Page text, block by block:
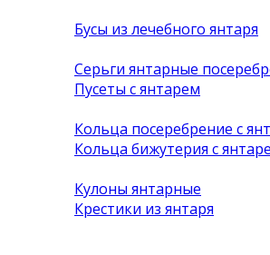
Бусы из лечебного янтаря
Серьги янтарные
Пусеты с янтарем
Кольца посеребрение с
Кольца бижутерия с
Кулоны янтарные
Крестики из янтаря